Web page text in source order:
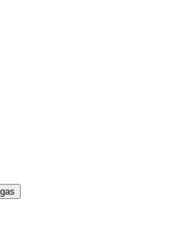
ir jie atitinka
kaip produktų ir žvaigždučių